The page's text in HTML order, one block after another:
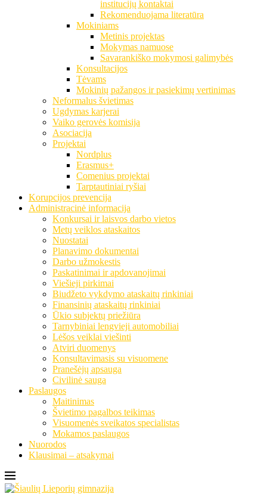
institucijų kontaktai
Rekomenduojama literatūra
Mokiniams
Metinis projektas
Mokymas namuose
Savarankiško mokymosi galimybės
Konsultacijos
Tėvams
Mokinių pažangos ir pasiekimų vertinimas
Neformalus švietimas
Ugdymas karjerai
Vaiko gerovės komisija
Asociacija
Projektai
Nordplus
Erasmus+
Comenius projektai
Tarptautiniai ryšiai
Korupcijos prevencija
Administracinė informacija
Konkursai ir laisvos darbo vietos
Metų veiklos ataskaitos
Nuostatai
Planavimo dokumentai
Darbo užmokestis
Paskatinimai ir apdovanojimai
Viešieji pirkimai
Biudžeto vykdymo ataskaitų rinkiniai
Finansinių ataskaitų rinkiniai
Ūkio subjektų priežiūra
Tarnybiniai lengvieji automobiliai
Lėšos veiklai viešinti
Atviri duomenys
Konsultavimasis su visuomene
Pranešėjų apsauga
Civilinė sauga
Paslaugos
Maitinimas
Švietimo pagalbos teikimas
Visuomenės sveikatos specialistas
Mokamos paslaugos
Nuorodos
Klausimai – atsakymai